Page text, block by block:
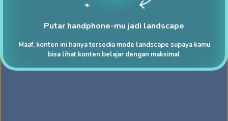
Putar handphone-mu jadi landscape
Maaf, konten ini hanya tersedia mode landscape supaya kamu
bisa lihat konten belajar dengan maksimal